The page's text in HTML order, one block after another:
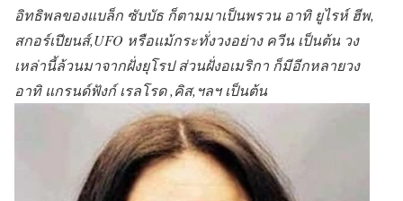
อิทธิพลของแบล็ก ซับบัธ ก็ตามมาเป็นพรวน อาทิ ยูไรห์ ฮีพ,
สกอร์เปียนส์,UFO หรือแม้กระทั่งวงอย่าง ควีน เป็นต้น วง
เหล่านี้ล้วนมาจากฝั่งยุโรป ส่วนฝั่งอเมริกา ก็มีอีกหลายวง
อาทิ แกรนด์ฟังก์ เรลโรด ,คิส,ฯลฯ เป็นต้น